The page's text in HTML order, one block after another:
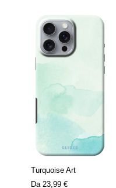
Turquoise Art
Da 23,99 €